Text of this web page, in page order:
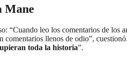
Mane
“Cuando leo los comentarios de los
comentarios llenos de odio”,
toda la historia”.